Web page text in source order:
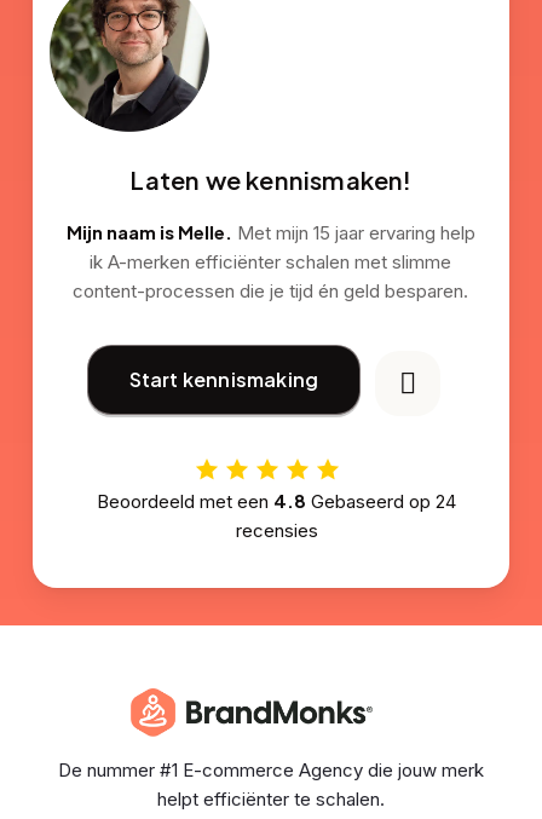
Laten we kennismaken!
Mijn naam is Melle. Met mijn 15 jaar ervaring help
ik A-merken efficiënter schalen met slimme
content-processen die je tijd én geld besparen.
Start kennismaking
Beoordeeld met een 4.8 Gebaseerd op24
recensies
De nummer #1 E-commerce Agency die jouw merk
helpt efficiënter te schalen.